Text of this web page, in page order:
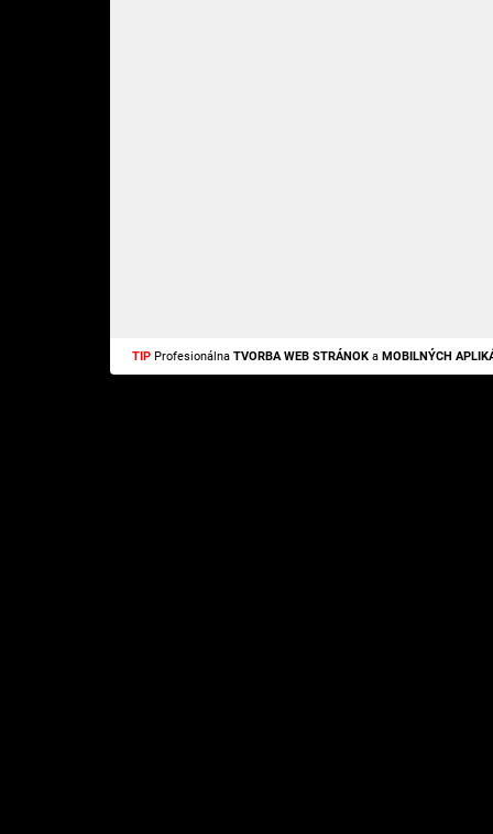
TIP Profesionálna TVORBA WEB STRÁNOK a MOBILNÝCH